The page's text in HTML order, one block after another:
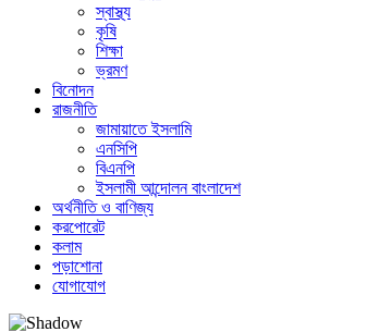
স্বাস্থ্য
কৃষি
শিক্ষা
ভ্রমণ
বিনোদন
রাজনীতি
জামায়াতে ইসলামি
এনসিপি
বিএনপি
ইসলামী আন্দোলন বাংলাদেশ
অর্থনীতি ও বাণিজ্য
করপোরেট
কলাম
পড়াশোনা
যোগাযোগ